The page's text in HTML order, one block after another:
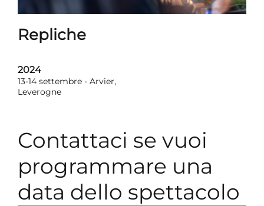
Repliche
2024
13-14 settembre - Arvier,
Leverogne
Contattaci se vuoi
programmare una
data dello spettacolo